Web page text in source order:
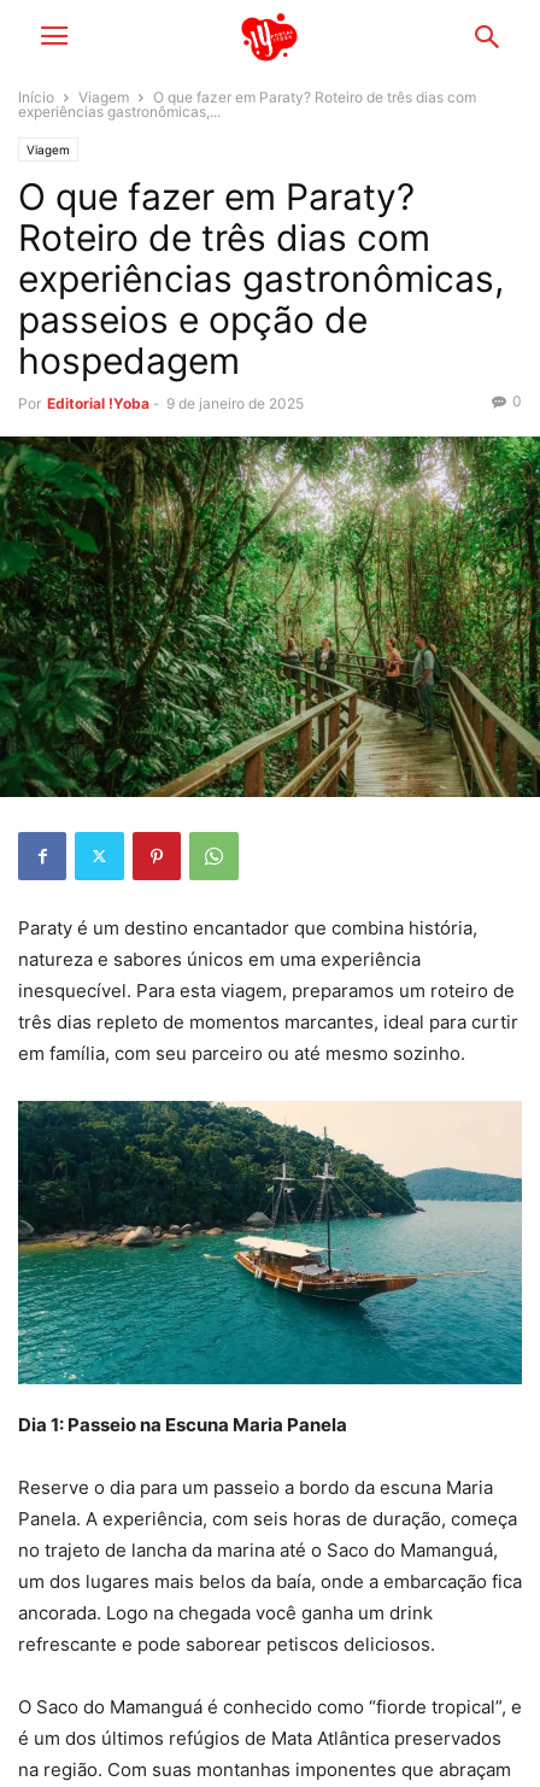
Início Viagem
O que fazer em Paraty? Roteiro de três dias com
experiências gastronômicas,...
Viagem
O que fazer em Paraty?
Roteiro de três dias com
experiências gastronômicas,
passeios e opção de
hospedagem
Por Editorial !Yoba - 9 de janeiro de 2025 0
Paraty é um destino encantador que combina história,
natureza e sabores únicos em uma experiência
inesquecível. Para esta viagem, preparamos um roteiro de
três dias repleto de momentos marcantes, ideal para curtir
em família, com seu parceiro ou até mesmo sozinho.
Dia 1: Passeio na Escuna Maria Panela
Reserve o dia para um passeio a bordo da escuna Maria
Panela. A experiência, com seis horas de duração, começa
no trajeto de lancha da marina até o Saco do Mamanguá,
um dos lugares mais belos da baía, onde a embarcação fica
ancorada. Logo na chegada você ganha um drink
refrescante e pode saborear petiscos deliciosos.
O Saco do Mamanguá é conhecido como “fiorde tropical”, e
é um dos últimos refúgios de Mata Atlântica preservados
na região. Com suas montanhas imponentes que abraçam